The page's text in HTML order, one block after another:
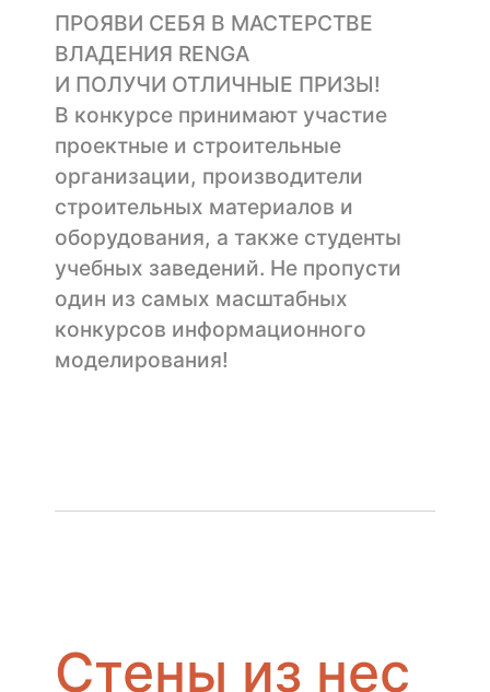
ПРОЯВИ СЕБЯ В МАСТЕРСТВЕ
ВЛАДЕНИЯ RENGA
И ПОЛУЧИ ОТЛИЧНЫЕ ПРИЗЫ!
В конкурсе принимают участие
проектные и строительные
организации, производители
строительных материалов и
оборудования, а также студенты
учебных заведений. Не пропусти
один из самых масштабных
конкурсов информационного
моделирования!
Стены из нес